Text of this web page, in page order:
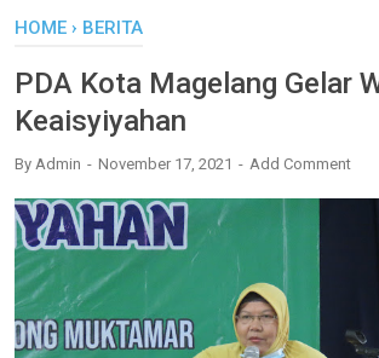
HOME › BERITA
PDA Kota Magelang Gelar
Keaisyiyahan
By Admin November 17, 2021 Add Comment